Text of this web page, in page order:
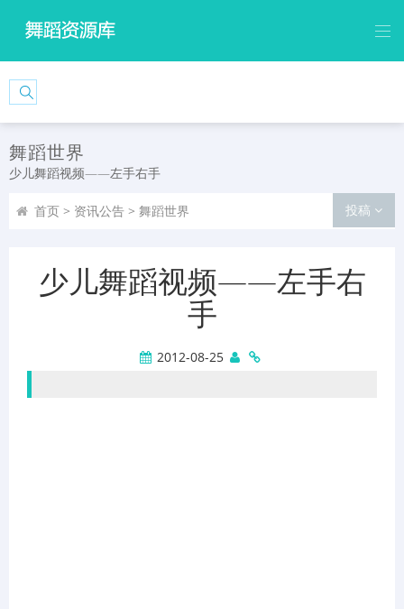
舞蹈世界
少儿舞蹈视频——左手右手
首页> 资讯公告> 舞蹈世界 投稿
少儿舞蹈视频——左手右
手
2012-08-25